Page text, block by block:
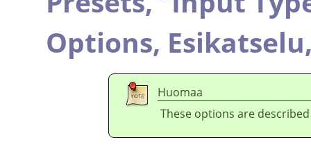
Options,
Huomaa
These options are